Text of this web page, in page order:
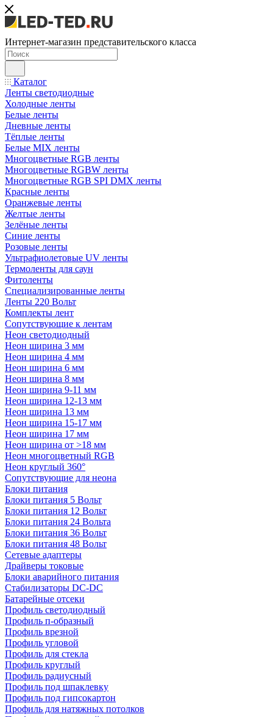
Интернет-магазин представительского класса
Каталог
Ленты светодиодные
Холодные ленты
Белые ленты
Дневные ленты
Тёплые ленты
Белые MIX ленты
Многоцветные RGB ленты
Многоцветные RGBW ленты
Многоцветные RGB SPI DMX ленты
Красные ленты
Оранжевые ленты
Желтые ленты
Зелёные ленты
Синие ленты
Розовые ленты
Ультрафиолетовые UV ленты
Термоленты для саун
Фитоленты
Специализированные ленты
Ленты 220 Вольт
Комплекты лент
Сопутствующие к лентам
Неон светодиодный
Неон ширина 3 мм
Неон ширина 4 мм
Неон ширина 6 мм
Неон ширина 8 мм
Неон ширина 9-11 мм
Неон ширина 12-13 мм
Неон ширина 13 мм
Неон ширина 15-17 мм
Неон ширина 17 мм
Неон ширина от >18 мм
Неон многоцветный RGB
Неон круглый 360°
Сопутствующие для неона
Блоки питания
Блоки питания 5 Вольт
Блоки питания 12 Вольт
Блоки питания 24 Вольта
Блоки питания 36 Вольт
Блоки питания 48 Вольт
Сетевые адаптеры
Драйверы токовые
Блоки аварийного питания
Стабилизаторы DC-DC
Батарейные отсеки
Профиль светодиодный
Профиль п-образный
Профиль врезной
Профиль угловой
Профиль для стекла
Профиль круглый
Профиль радиусный
Профиль под шпаклевку
Профиль под гипсокартон
Профиль для натяжных потолков